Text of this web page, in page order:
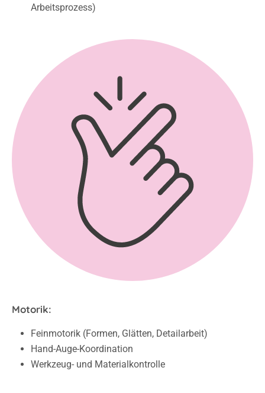
Arbeitsprozess)
Motorik:
Feinmotorik (Formen, Glätten, Detailarbeit)
Hand-Auge-Koordination
Werkzeug- und Materialkontrolle